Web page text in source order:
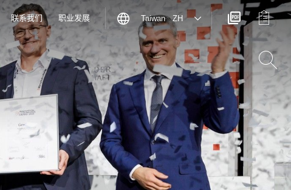
联系我们 职业发展 Taiwan ZH